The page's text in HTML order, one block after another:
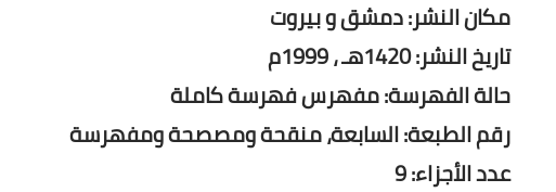
مكان النشر: دمشق و بيروت
تاريخ النشر: 1420هـ ، 1999م
حالة الفهرسة: مفهرس فهرسة كاملة
رقم الطبعة: السابعة، منقحة ومصصحة ومفهرسة
عدد الأجزاء: 9